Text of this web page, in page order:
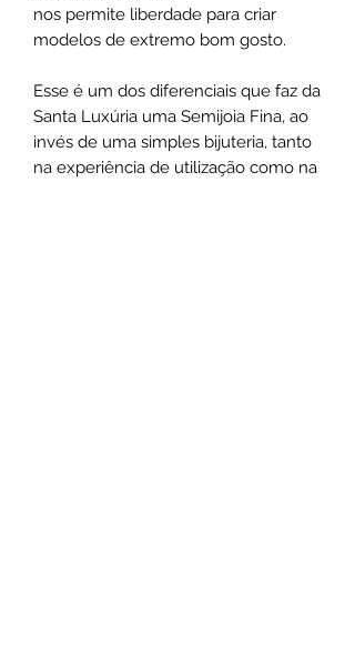
nos permite liberdade para criar
modelos de extremo bom gosto.
Esse é um dos diferenciais que faz da
Santa Luxúria uma Semijoia Fina, ao
invés de uma simples bijuteria, tanto
na experiência de utilização como na